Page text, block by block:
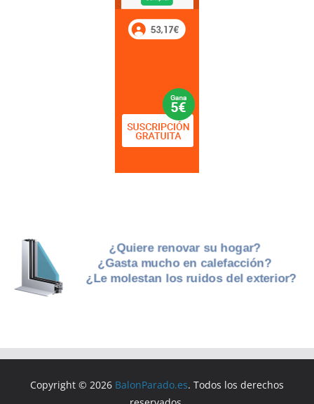
Copyright © 2026 BalonParado.es. Todos los derechos